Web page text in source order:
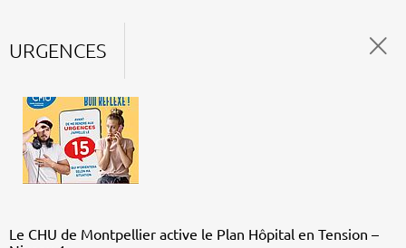
URGENCES
Le CHU de Montpellier active le Plan Hôpital en Tension –